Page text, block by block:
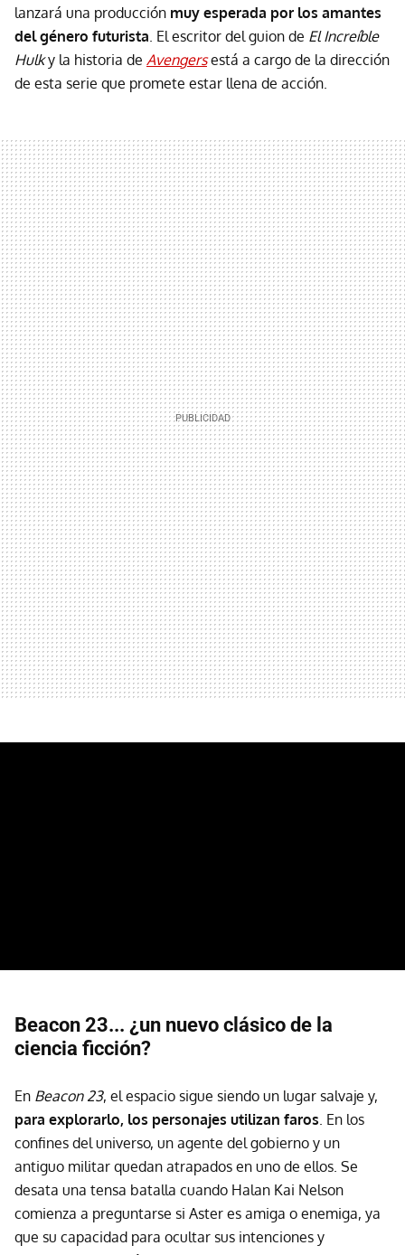
lanzará una producción muy esperada por los amantes
del género futurista. El escritor del guion de El Increíble
Hulky la historia de Avengers está a cargo de la dirección
de esta serie que promete estar llena de acción.
Beacon 23... ¿un nuevo clásico de la
ciencia ficción?
En Beacon 23, el espacio sigue siendo un lugar salvaje y,
para explorarlo, los personajes utilizan faros. En los
confines del universo, un agente del gobierno y un
antiguo militar quedan atrapados en uno de ellos. Se
desata una tensa batalla cuando Halan Kai Nelson
comienza a preguntarse si Aster es amiga o enemiga, ya
que su capacidad para ocultar sus intenciones y